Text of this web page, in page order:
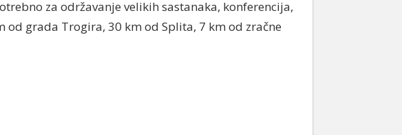
za održavanje velikih sastanaka, konferencija,
grada Trogira, 30 km od Splita, 7 km od zračne